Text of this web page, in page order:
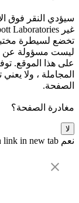
سيؤدي النقر فوق
تخضع لسيطرة
ليست مسؤولة عن
على هذا الموقع.
المجاملة ، ولا
الصفحة.
مغادرة الصفحة؟
لا
نعم link in new tab